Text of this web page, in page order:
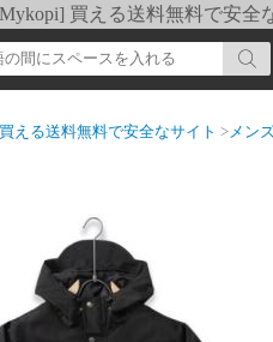
買える送料無料で安全
える送料無料で安全なサイト >メン